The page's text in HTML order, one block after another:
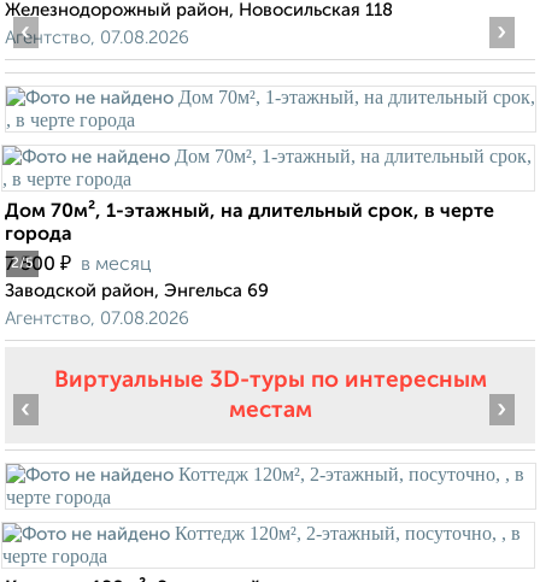
Железнодорожный район, Новосильская 118
Агентство, 07.08.2026
2/5
‹ ›
Дом 70м², 1-этажный, на длительный срок, в черте
города
7 500 ₽ в месяц
Заводской район, Энгельса 69
Агентство, 07.08.2026
Виртуальные 3D-туры по интересным
местам
‹ ›